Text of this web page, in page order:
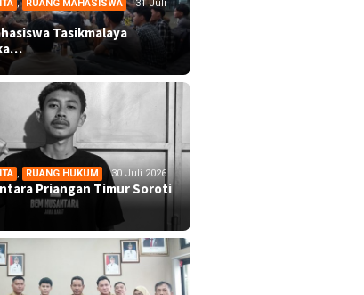
, RUANG MAHASISWA
31 Juli
Tasikmalaya
, RUANG HUKUM 30 Juli 2026
Priangan Timur Soroti